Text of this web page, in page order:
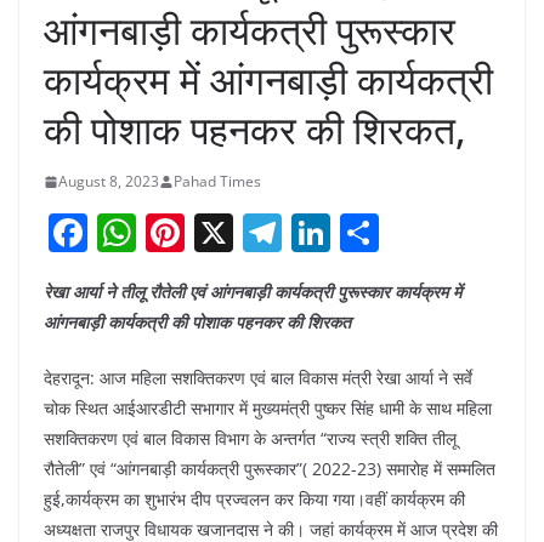
आंगनबाड़ी कार्यकत्री पुरूस्कार
कार्यक्रम में आंगनबाड़ी कार्यकत्री
की पोशाक पहनकर की शिरकत,
August 8, 2023 Pahad Times
F
a
c
e
b
o
o
k
W
h
at
s
A
p
p
Pi
nt
er
st
X T
el
e
a
m
Li
n
k
dI
n
ar
रेखा आर्या ने तीलू रौतेली एवं आंगनबाड़ी कार्यकत्री पुरूस्कार कार्यक्रम में
आंगनबाड़ी कार्यकत्री की पोशाक पहनकर की शिरकत
देहरादून: आज महिला सशक्तिकरण एवं बाल विकास मंत्री रेखा आर्या ने सर्वे
चोक स्थित आईआरडीटी सभागार में मुख्यमंत्री पुष्कर सिंह धामी के साथ महिला
सशक्तिकरण एवं बाल विकास विभाग के अन्तर्गत “राज्य स्त्री शक्ति तीलू
रौतेली” एवं “आंगनबाड़ी कार्यकत्री पुरूस्कार”( 2022-23) समारोह में सम्मलित
हुई,कार्यक्रम का शुभारंभ दीप प्रज्वलन कर किया गया।वहीं कार्यक्रम की
अध्यक्षता राजपुर विधायक खजानदास ने की। जहां कार्यक्रम में आज प्रदेश की